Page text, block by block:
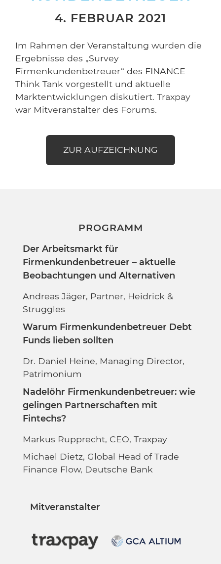
4. FEBRUAR 2021
Im Rahmen der Veranstaltung wurden die
Ergebnisse des „Survey
Firmenkundenbetreuer“ des FINANCE
Think Tank vorgestellt und aktuelle
Marktentwicklungen diskutiert. Traxpay
war Mitveranstalter des Forums.
ZUR AUFZEICHNUNG
PROGRAMM
Der Arbeitsmarkt für
Firmenkundenbetreuer – aktuelle
Beobachtungen und Alternativen
Andreas Jäger, Partner, Heidrick &
Struggles
Warum Firmenkundenbetreuer Debt
Funds lieben sollten
Dr. Daniel Heine, Managing Director,
Patrimonium
Nadelöhr Firmenkundenbetreuer: wie
gelingen Partnerschaften mit
Fintechs?
Markus Rupprecht, CEO, Traxpay
Michael Dietz, Global Head of Trade
Finance Flow, Deutsche Bank
Mitveranstalter